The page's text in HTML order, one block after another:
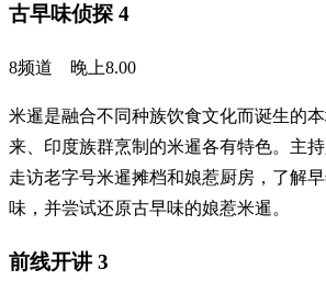
古早味侦探 4
8频道 晚上8.00
米暹是融合不同种族饮食文化而诞生的
来、印度族群烹制的米暹各有特色。主
走访老字号米暹摊档和娘惹厨房，了解
味，并尝试还原古早味的娘惹米暹。
前线开讲 3